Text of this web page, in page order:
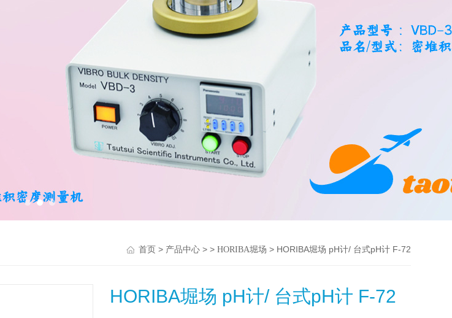
首页> 产品中心> > HORIBA堀场 > HORIBA堀场 pH计/ 台式pH计 F-72
HORIBA堀场 pH计/ 台式pH计 F-72